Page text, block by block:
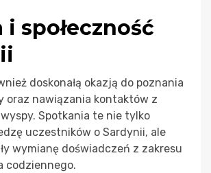
społeczność
doskonałą okazją do poznania
oraz nawiązania kontaktów z
Spotkania te nie tylko
uczestników o Sardynii, ale
wymianę doświadczeń z zakresu
codziennego.